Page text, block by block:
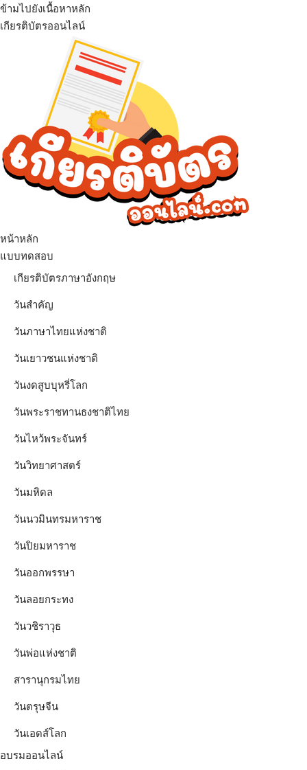
ข้ามไปยังเนื้อหาหลัก
เกียรติบัตรออนไลน์
เมนู
หน้าหลัก
แบบทดสอบ
เกียรติบัตรภาษาอังกฤษ
วันสำคัญ
วันภาษาไทยแห่งชาติ
วันเยาวชนแห่งชาติ
วันงดสูบบุหรี่โลก
วันพระราชทานธงชาติไทย
วันไหว้พระจันทร์​
วันวิทยาศาสตร์
วันมหิดล
วันนวมินทรมหาราช
วันปิยมหาราช
วันออกพรรษา
วันลอยกระทง
วันวชิราวุธ
วันพ่อแห่งชาติ
สารานุกรมไทย
วันตรุษจีน
วันเอดส์โลก
อบรมออนไลน์